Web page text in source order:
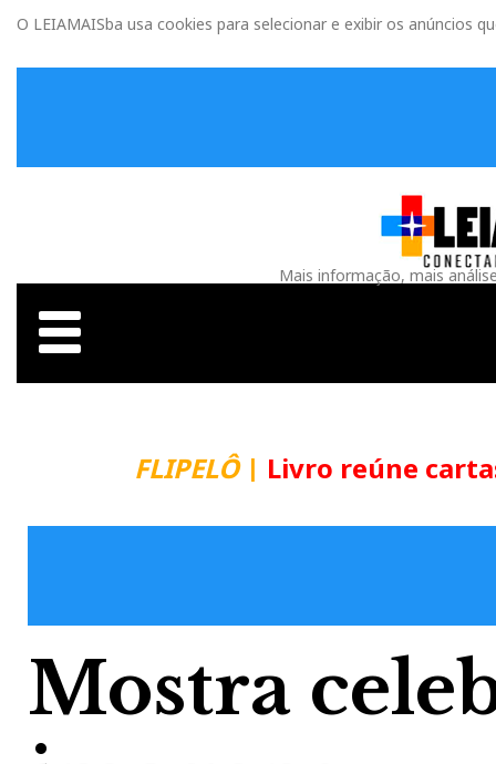
O LEIAMAISba usa cookies para selecionar e exibir os anúncios
Mais informação, mais
FLIPELÔ| Livro reúne
Mostra